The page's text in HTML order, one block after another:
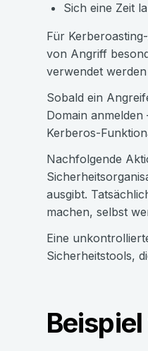
Sich eine Zeit
Für
von Angriff
verwendet
Sobald ein
Domain
Kerberos-
Nachfolgende
ausgibt.
machen, selbst
Eine
Sicherheitstools,